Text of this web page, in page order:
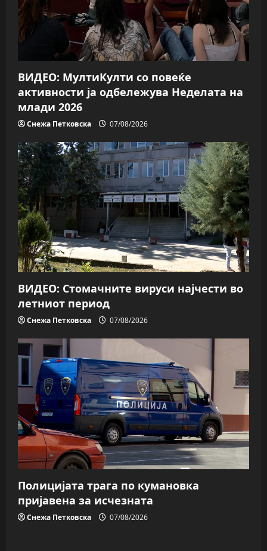
i
o
n
ВИДЕО: МултиКулти со повеќе
активности ја одбележува Неделата на
млади 2026
Снежа Петковска 07/08/2026
ВИДЕО: Стомачните вируси најчести во
летниот период
Снежа Петковска 07/08/2026
Полицијата трага пo кумановка
пријавена за исчезната
Снежа Петковска 07/08/2026